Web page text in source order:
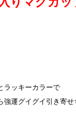
ラッキーカラーで
強運グイグイ引き寄せ